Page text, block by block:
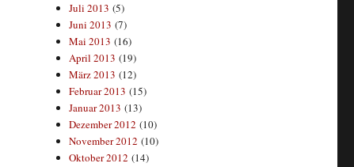
Juli 2013 (5)
Juni 2013 (7)
Mai 2013 (16)
April 2013 (19)
März 2013 (12)
Februar 2013 (15)
Januar 2013 (13)
Dezember 2012 (10)
November 2012 (10)
Oktober 2012 (14)